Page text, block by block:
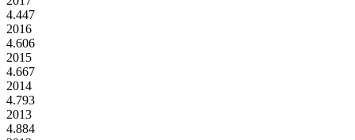
4.447
2016
4.606
2015
4.667
2014
4.793
2013
4.884